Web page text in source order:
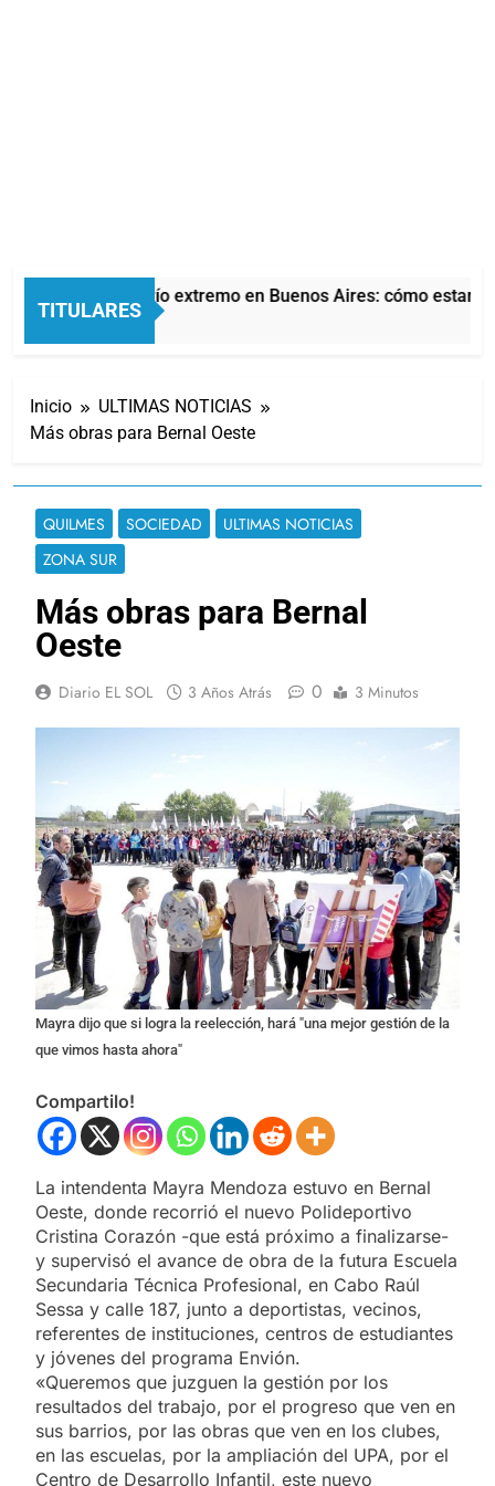
TITULARES
Alerta por frío extremo en Buenos Aires: cómo estará
8 Minutos Atrás
Inicio
ULTIMAS NOTICIAS
Más obras para Bernal Oeste
QUILMES SOCIEDAD
ULTIMAS NOTICIAS
ZONA SUR
Más obras para Bernal
Oeste
Diario EL SOL 3 Años Atrás 0 3 Minutos
Mayra dijo que si logra la reelección, hará "una mejor gestión de la
que vimos hasta ahora"
Compartilo!
La intendenta Mayra Mendoza estuvo en Bernal
Oeste, donde recorrió el nuevo Polideportivo
Cristina Corazón -que está próximo a finalizarse-
y supervisó el avance de obra de la futura Escuela
Secundaria Técnica Profesional, en Cabo Raúl
Sessa y calle 187, junto a deportistas, vecinos,
referentes de instituciones, centros de estudiantes
y jóvenes del programa Envión.
«Queremos que juzguen la gestión por los
resultados del trabajo, por el progreso que ven en
sus barrios, por las obras que ven en los clubes,
en las escuelas, por la ampliación del UPA, por el
Centro de Desarrollo Infantil, este nuevo